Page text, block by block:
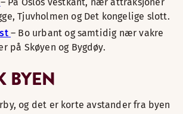
Tjuvholmen og Det kongelige slott.
– Bo urbant og samtidig nær vakre
på Skøyen og Bygdøy.
BYEN
og det er korte avstander fra byen